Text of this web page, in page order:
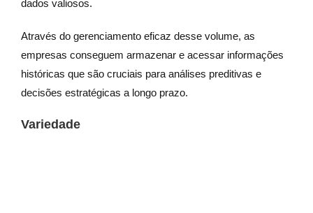
dados valiosos.
Através do gerenciamento eficaz desse volume, as
empresas conseguem armazenar e acessar informações
históricas que são cruciais para análises preditivas e
decisões estratégicas a longo prazo.
Variedade